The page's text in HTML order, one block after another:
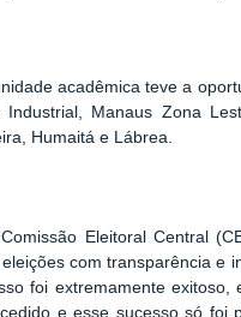
acadêmica teve a
Manaus Zona
Humaitá e Lábrea.
Eleitoral Central
com transparência
foi extremamente
e esse sucesso só